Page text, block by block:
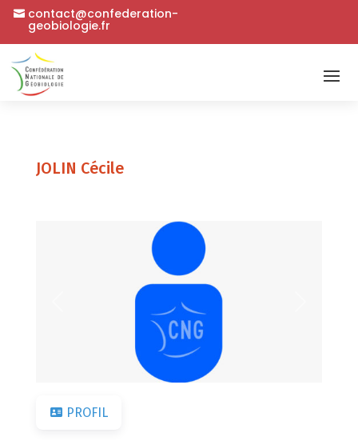
contact@confederation-
geobiologie.fr
JOLIN Cécile
PROFIL